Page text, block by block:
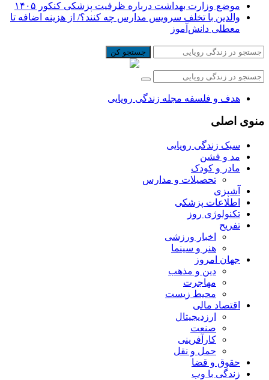
موضع وزارت بهداشت درباره ظرفیت پزشکی کنکور ۱۴۰۵
والدین با تخلف سرویس مدارس چه کنند؟/ از هزینه اضافه تا
معطلی دانش‌آموز
جستجو کن
هدف و فلسفه مجله زندگی رویایی
منوی اصلی
سبک زندگی رویایی
مد و فشن
مادر و کودک
تحصیلات و مدارس
آشپزی
اطلاعات پزشکی
تکنولوژی روز
تفریح
اخبار ورزشی
هنر و سینما
جهان امروز
دین و مذهب
مهاجرت
محیط زیست
اقتصاد مالی
ارزدیجیتال
صنعت
کارآفرینی
حمل و نقل
حقوق و قضا
زندگی با وب